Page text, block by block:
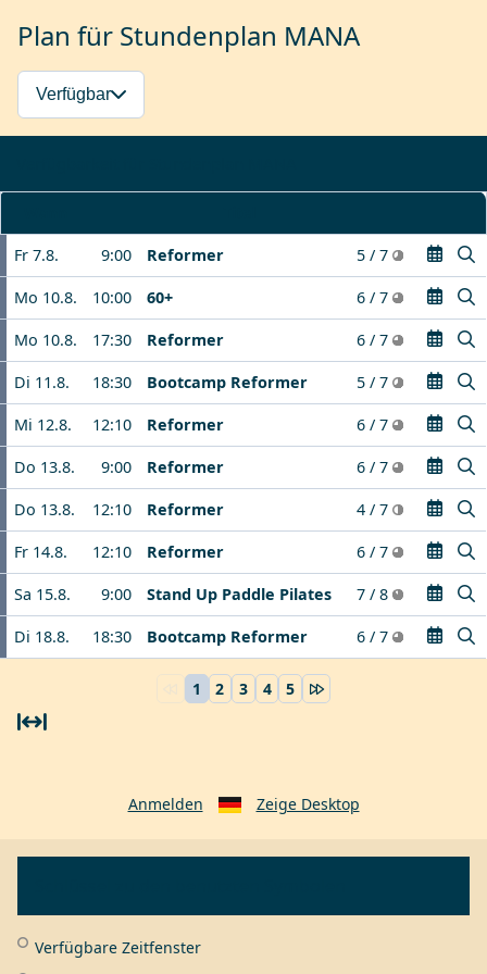
Plan für Stundenplan MANA
Verfügbar
Fr 7.8. 9:00 Reformer 5 / 7
Mo 10.8. 10:00 60+ 6 / 7
Mo 10.8. 17:30 Reformer 6 / 7
Di 11.8. 18:30 Bootcamp Reformer 5 / 7
Mi 12.8. 12:10 Reformer 6 / 7
Do 13.8. 9:00 Reformer 6 / 7
Do 13.8. 12:10 Reformer 4 / 7
Fr 14.8. 12:10 Reformer 6 / 7
Sa 15.8. 9:00 Stand Up Paddle Pilates 7 / 8
Di 18.8. 18:30 Bootcamp Reformer 6 / 7
1 2 3 4 5
Anmelden Zeige Desktop
Verfügbare Zeitfenster